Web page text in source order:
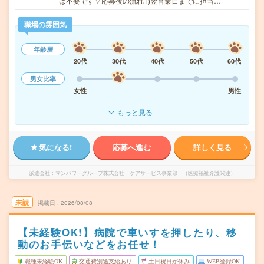
職場の雰囲気
年齢層
20代
30代 40代 50代
60代
男女比率
女性
男性
もっと見る
気になる! 応募へ進む 詳しく見る
派遣会社 マンパワーグループ株式会社 ケアサービス事業部 （医療福祉介護関連）
未読 掲載日 2026/08/08
【未経験OK!】病院で車いすを押したり、移
動のお手伝いなどをお任せ！
職種未経験OK 交通費別途支給あり 土日祝日が休み WEB登録OK